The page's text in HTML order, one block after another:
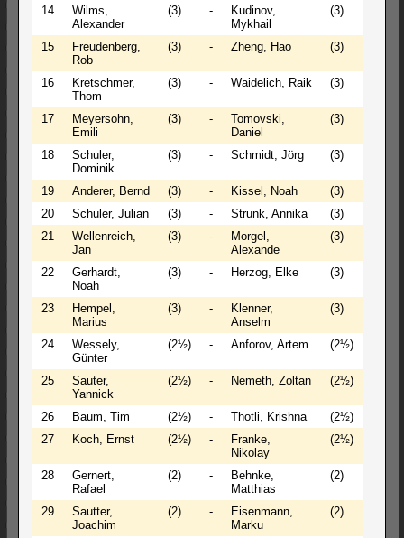
14
Wilms,
Alexander
(3) -
Kudinov,
Mykhail
(3)
15
Freudenberg,
Rob
(3) - Zheng, Hao (3)
16
Kretschmer,
Thom
(3) - Waidelich, Raik (3)
17
Meyersohn,
Emili
(3) -
Tomovski,
Daniel
(3)
18
Schuler,
Dominik
(3) - Schmidt, Jörg (3)
19 Anderer, Bernd (3) - Kissel, Noah (3)
20
Schuler, Julian (3) - Strunk, Annika (3)
21
Wellenreich,
Jan
(3) -
Morgel,
Alexande
(3)
22
Gerhardt,
Noah
(3) - Herzog, Elke (3)
23
Hempel,
Marius
(3) -
Klenner,
Anselm
(3)
24
Wessely,
Günter
(2½) - Anforov, Artem (2½)
25
Sauter,
Yannick
(2½) - Nemeth, Zoltan (2½)
26 Baum, Tim (2½) - Thotli, Krishna (2½)
27
Koch, Ernst (2½) -
Franke,
Nikolay
(2½)
28
Gernert,
Rafael
(2) -
Behnke,
Matthias
(2)
29
Sautter,
Joachim
(2) -
Eisenmann,
Marku
(2)